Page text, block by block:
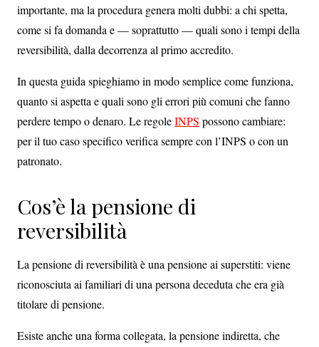
importante, ma la procedura genera molti dubbi: a chi spetta,
come si fa domanda e — soprattutto — quali sono i tempi della
reversibilità, dalla decorrenza al primo accredito.
In questa guida spieghiamo in modo semplice come funziona,
quanto si aspetta e quali sono gli errori più comuni che fanno
perdere tempo o denaro. Le regoleINPS possono cambiare:
per il tuo caso specifico verifica sempre con l’INPS o con un
patronato.
Cos’è la pensione di
reversibilità
La pensione di reversibilità è una pensione ai superstiti: viene
riconosciuta ai familiari di una persona deceduta che era già
titolare di pensione.
Esiste anche una forma collegata, la pensione indiretta, che